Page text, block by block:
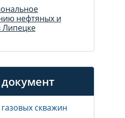
нефтяных и
Липецке